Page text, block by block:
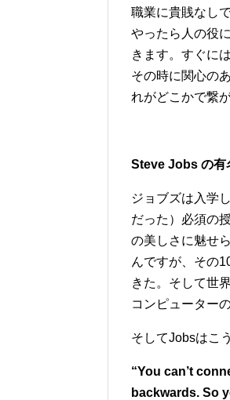
職業に貴賎なし
やったら人の役
きます。すぐに
その時に関心の
れがどこかで繋
Steve Jobs の有
ジョブズは入学
だった）必須の
の美しさに魅せ
んですが、その
きた。そして世
コンピューター
そしてJobsはこ
“You can’t
backwards. So